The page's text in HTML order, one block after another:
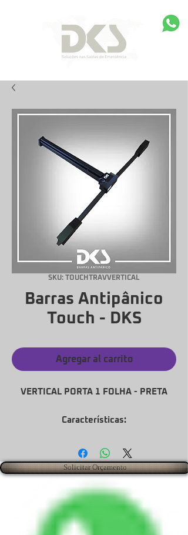
SKU: TOUCHTRAVVERTICAL
Barras Antipânico
Touch - DKS
Agregar al carrito
VERTICAL PORTA 1 FOLHA - PRETA
Características:
• Novo sistema de trava
• Alta resistência ao fogo e impactos
• Maior sensibilidade ao toque de
abertura
• Modelos para portas 1 folha e dupla
Solicitar Orçamento